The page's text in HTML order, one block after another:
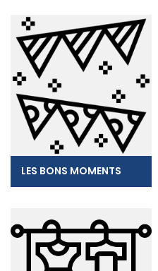
LES BONS MOMENTS